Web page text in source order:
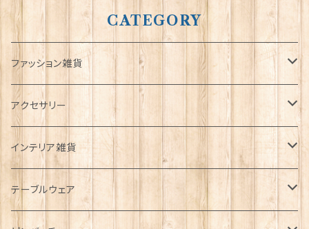
CATEGORY
ファッション雑貨
タータンネクタイ
帽子
キャップ
ハンチング帽
Tシャツ
アクセサリー
ORTAK
ブローチ
インテリア雑貨
インテリア置物
テーブルウェア